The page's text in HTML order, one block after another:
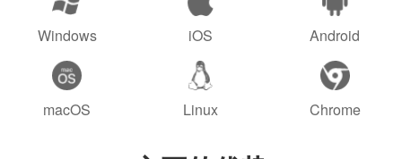
Windows iOS Android
macOS Linux Chrome